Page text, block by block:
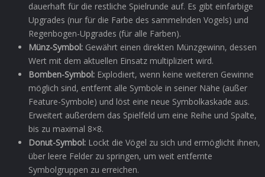
dauerhaft für die restliche Spielrunde auf. Es gibt einfarbige
Upgrades (nur für die Farbe des sammelnden Vogels) und
Regenbogen-Upgrades (für alle Farben).
Münz-Symbol: Gewährt einen direkten Münzgewinn, dessen
Wert mit dem aktuellen Einsatz multipliziert wird.
Bomben-Symbol: Explodiert, wenn keine weiteren Gewinne
möglich sind, entfernt alle Symbole in seiner Nähe (außer
Feature-Symbole) und löst eine neue Symbolkaskade aus.
Erweitert außerdem das Spielfeld um eine Reihe und Spalte,
bis zu maximal 8×8.
Donut-Symbol: Lockt die Vögel zu sich und ermöglicht ihnen,
über leere Felder zu springen, um weit entfernte
Symbolgruppen zu erreichen.